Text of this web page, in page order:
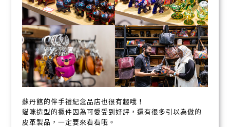
蘇丹館的伴手禮紀念品店也很有趣哦！
貓咪造型的擺件因為可愛受到好評，還有很多引以為傲的
皮革製品，一定要來看看哦。